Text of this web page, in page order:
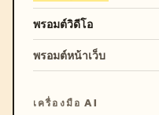
พรอมต์วิดีโอ
พรอมต์หน้าเว็บ
เครื่องมือ AI